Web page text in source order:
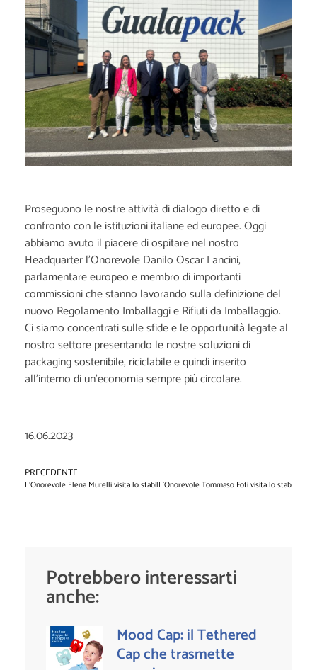
Proseguono le nostre attività di dialogo diretto e di
confronto con le istituzioni italiane ed europee. Oggi
abbiamo avuto il piacere di ospitare nel nostro
Headquarter l’OnorevoleDanilo Oscar Lancini,
parlamentare europeo e membro di importanti
commissioni che stanno lavorando sulla definizione del
nuovo Regolamento Imballaggi e Rifiuti da Imballaggio.
Ci siamo concentrati sulle sfide e le opportunità legate al
nostro settore presentando le nostre soluzioni di
packaging sostenibile, riciclabile e quindi inserito
all’interno di un’economia sempre più circolare.
16.06.2023
PRECEDENTE
L'Onorevole Elena Murelli visita lo stabilimento di Piacenza
L'Onorevole Tommaso Foti visita lo
Potrebbero interessarti
anche:
Mood Cap: il Tethered
Cap che trasmette